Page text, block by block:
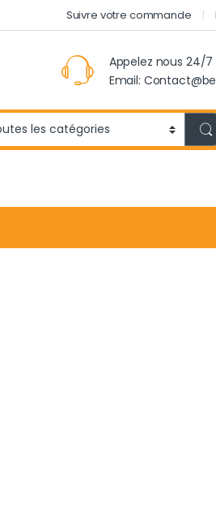
Suivre votre commande
Appelez nous 24/7
Email: